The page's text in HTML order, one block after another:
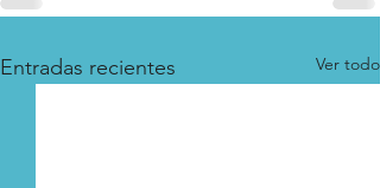
Entradas recientes Ver todo